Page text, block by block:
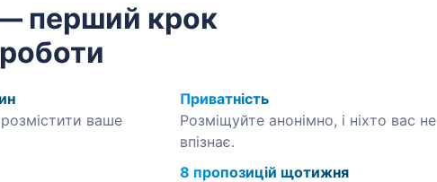
перший крок
ваше
Приватність
Розміщуйте анонімно, і ніхто вас не
впізнає.
8 пропозицій щотижня